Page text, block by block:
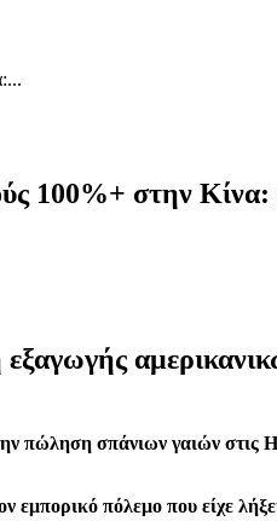
100%+ στην
πώληση σπάνιων γαιών
εμπορικό πόλεμο που είχε